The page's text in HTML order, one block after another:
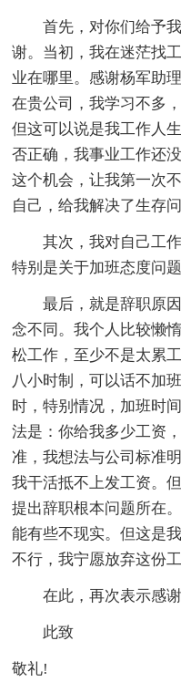
首先，对你们给予我
谢。当初，我在迷茫找
业在哪里。感谢杨军助
在贵公司，我学习不多
但这可以说是我工作人
否正确，我事业工作还
这个机会，让我第一次
自己，给我解决了生存问
其次，我对自己工作
特别是关于加班态度问
最后，就是辞职原因
念不同。我个人比较懒
松工作，至少不是太累
八小时制，可以话不加
时，特别情况，加班时
法是：你给我多少工资
准，我想法与公司标准
我干活抵不上发工资。
提出辞职根本问题所在
能有些不现实。但这是
不行，我宁愿放弃这份工
在此，再次表示感谢
此致
敬礼!